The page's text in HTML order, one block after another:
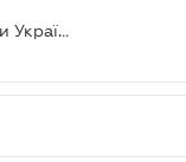
Компанія Фрідмана подала позов проти України через націоналізацію Сенс Банку